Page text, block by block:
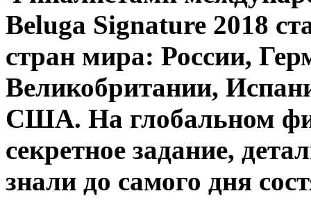
Beluga Signature 2018
стран мира: России,
Великобритании,
США. На глобальном
секретное задание,
знали до самого дня